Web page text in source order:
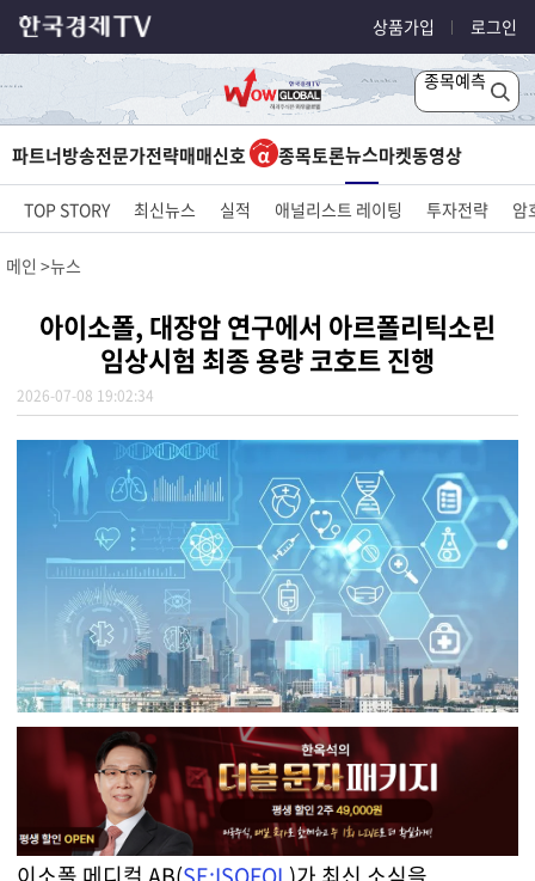
상품가입 로그인
종목예측
파트너방송전문가전략매매신호 종목토론뉴스마켓동영상
TOP STORY 최신뉴스 실적 애널리스트 레이팅 투자전략 암
메인 뉴스
아이소폴, 대장암 연구에서 아르폴리틱소린
임상시험 최종 용량 코호트 진행
2026-07-08 19:02:34